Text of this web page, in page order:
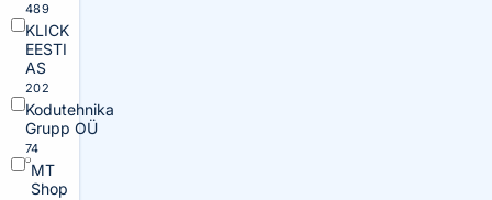
489
KLICK
EESTI
AS
202
Kodutehnika
Grupp OÜ
74
MT
Shop